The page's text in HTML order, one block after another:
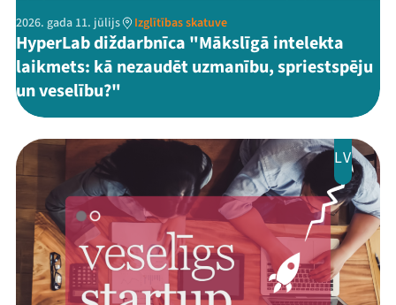
2026. gada 11. jūlijs Izglītības skatuve
HyperLab diždarbnīca "Mākslīgā intelekta
laikmets: kā nezaudēt uzmanību, spriestspēju
un veselību?"
LV